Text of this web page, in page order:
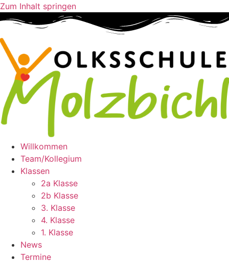
Zum Inhalt springen
Willkommen
Team/Kollegium
Klassen
2a Klasse
2b Klasse
3. Klasse
4. Klasse
1. Klasse
News
Termine